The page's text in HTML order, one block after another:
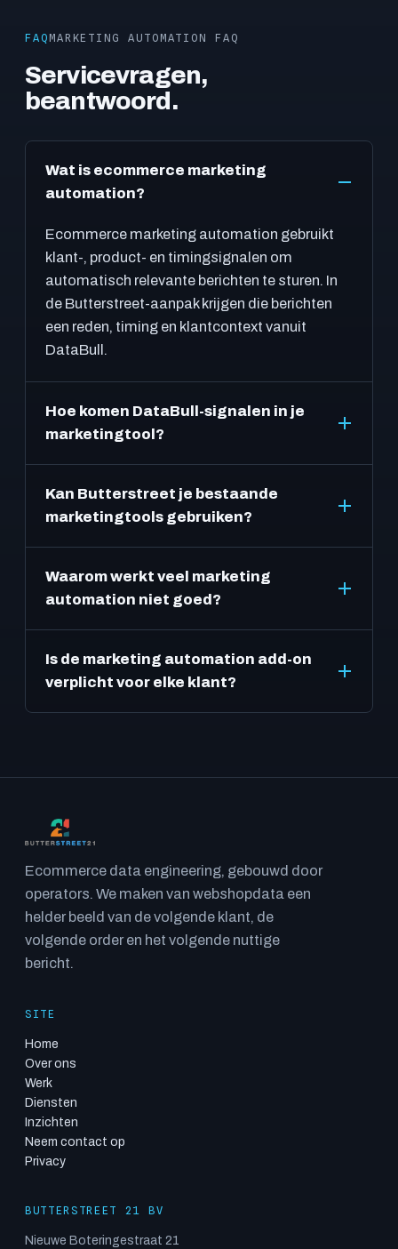
FAQ MARKETING AUTOMATION FAQ
Servicevragen,
beantwoord.
Wat is ecommerce marketing
automation?
Ecommerce marketing automation gebruikt
klant-, product- en timingsignalen om
automatisch relevante berichten te sturen. In
de Butterstreet-aanpak krijgen die berichten
een reden, timing en klantcontext vanuit
DataBull.
Hoe komen DataBull-signalen in je
marketingtool?
Kan Butterstreet je bestaande
marketingtools gebruiken?
Waarom werkt veel marketing
automation niet goed?
Is de marketing automation add-on
verplicht voor elke klant?
Ecommerce data engineering, gebouwd door
operators. We maken van webshopdata een
helder beeld van de volgende klant, de
volgende order en het volgende nuttige
bericht.
SITE
Home
Over ons
Werk
Diensten
Inzichten
Neem contact op
Privacy
BUTTERSTREET 21 BV
Nieuwe Boteringestraat 21